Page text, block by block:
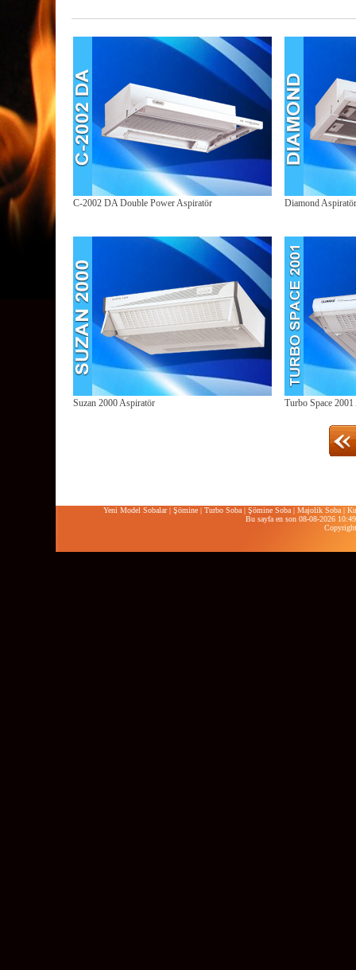
C-2002 DA Double Power Aspiratör Diamond Aspiratör
Suzan 2000 Aspiratör Turbo Space
Yeni Model Sobalar| Şömine| Turbo Soba| Şömine Soba| Majolik Soba|
Bu sayfa en son 08-08-2026